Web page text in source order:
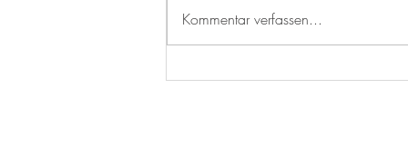
Maracuja Likör
Kommentar verfassen...